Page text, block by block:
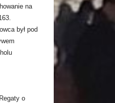
na
był pod
o